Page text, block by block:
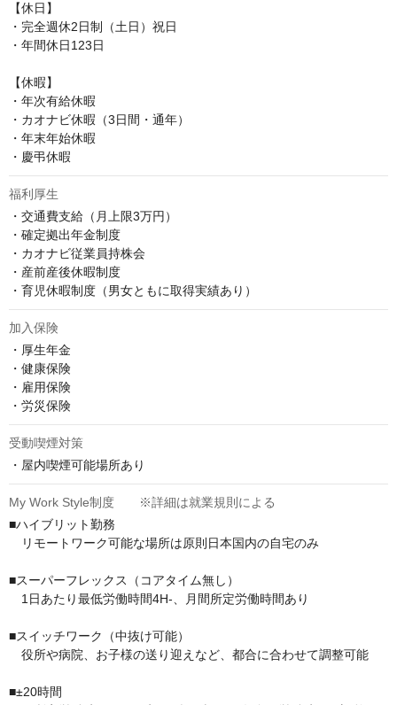
【休日】
・完全週休2日制（土日）祝日
・年間休日123日
【休暇】
・年次有給休暇
・カオナビ休暇（3日間・通年）
・年末年始休暇
・慶弔休暇
福利厚生
・交通費支給（月上限3万円）
・確定拠出年金制度
・カオナビ従業員持株会
・産前産後休暇制度
・育児休暇制度（男女ともに取得実績あり）
加入保険
・厚生年金
・健康保険
・雇用保険
・労災保険
受動喫煙対策
・屋内喫煙可能場所あり
My Work Style制度 ※詳細は就業規則による
■ハイブリット勤務
リモートワーク可能な場所は原則日本国内の自宅のみ
■スーパーフレックス（コアタイム無し）
1日あたり最低労働時間4H-、月間所定労働時間あり
■スイッチワーク（中抜け可能）
役所や病院、お子様の送り迎えなど、都合に合わせて調整可能
■±20時間